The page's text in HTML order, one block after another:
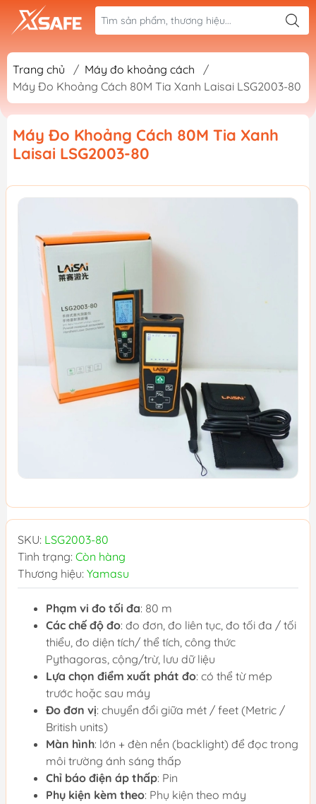
Trang chủ / Máy đo khoảng cách
/
Máy Đo Khoảng Cách 80M Tia Xanh Laisai LSG2003-80
Máy Đo Khoảng Cách 80M Tia Xanh
Laisai LSG2003-80
SKU: LSG2003-80
Tình trạng: Còn hàng
Thương hiệu: Yamasu
Phạm vi đo tối đa: 80 m
Các chế độ đo: đo đơn, đo liên tục, đo tối đa / tối
thiểu, đo diện tích/ thể tích, công thức
Pythagoras, cộng/trừ, lưu dữ liệu
Lựa chọn điểm xuất phát đo: có thể từ mép
trước hoặc sau máy
Đo đơn vị: chuyển đổi giữa mét / feet (Metric /
British units)
Màn hình: lớn + đèn nền (backlight) để đọc trong
môi trường ánh sáng thấp
Chỉ báo điện áp thấp: Pin
Phụ kiện kèm theo: Phụ kiện theo máy